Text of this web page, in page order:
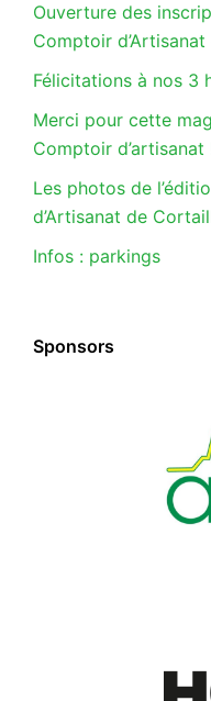
Ouverture des
Comptoir
Félicitations à nos 3
Merci pour cette
Comptoir d’artisanat
Les photos de
d’Artisanat de
Infos : parkings
Sponsors